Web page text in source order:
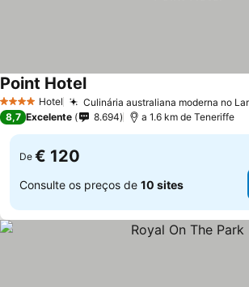
4 EstrelasHotel Culinária australiana moderna no
Point Hotel
8,7 Excelente 8.694 a 1.6 km de Teneriffe
De € 120
Consulte os preços de 10 sites